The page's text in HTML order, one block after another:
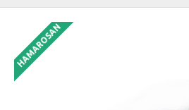
HAMAROSAN